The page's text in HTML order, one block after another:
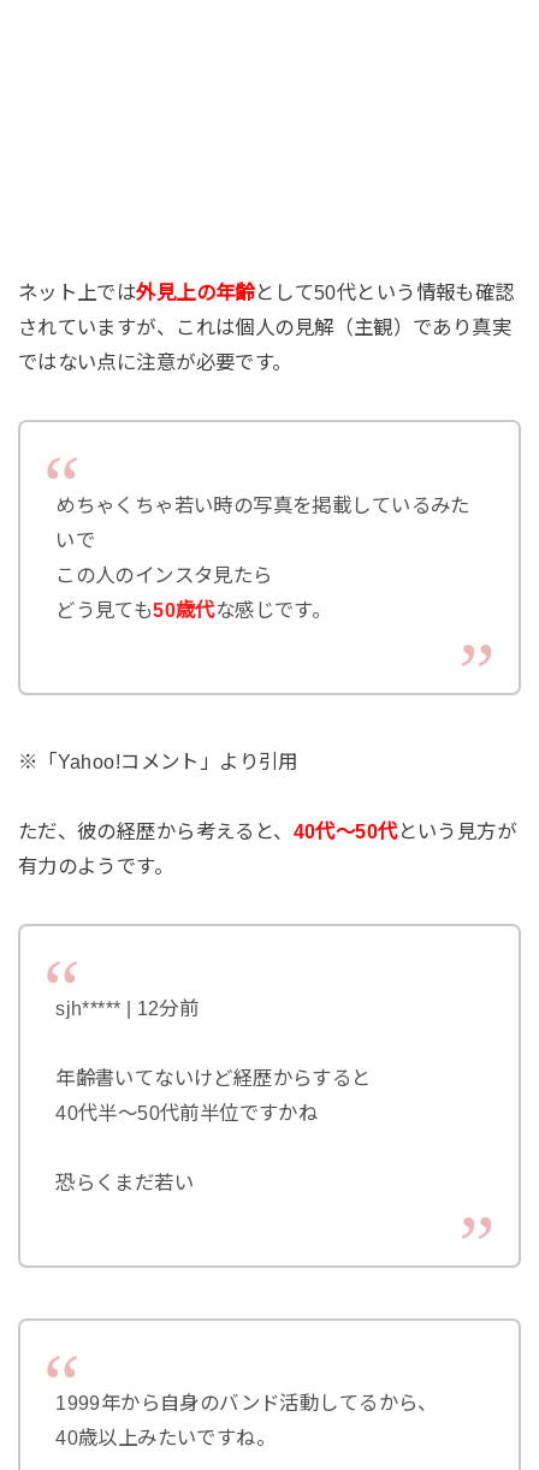
ネット上では外見上の年齢として50代という情報も確認
されていますが、これは個人の見解（主観）であり真実
ではない点に注意が必要です。
めちゃくちゃ若い時の写真を掲載しているみた
いで
この人のインスタ見たら
どう見ても50歳代な感じです。
※「Yahoo!コメント」より引用
ただ、彼の経歴から考えると、 40代～50代という見方が
有力のようです。
sjh***** | 12分前
年齢書いてないけど経歴からすると
40代半〜50代前半位ですかね
恐らくまだ若い
1999年から自身のバンド活動してるから、
40歳以上みたいですね。